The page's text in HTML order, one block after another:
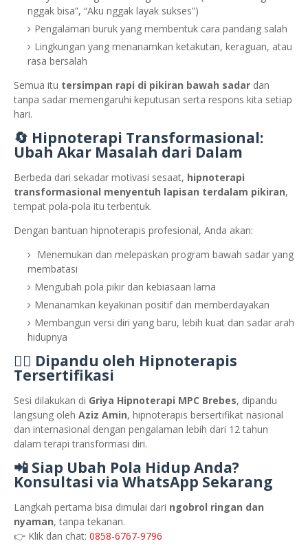
nggak bisa”, “Aku nggak layak sukses”)
Pengalaman buruk yang membentuk cara pandang salah
Lingkungan yang menanamkan ketakutan, keraguan, atau
rasa bersalah
Semua itu tersimpan rapi di pikiran bawah sadar dan
tanpa sadar memengaruhi keputusan serta respons kita setiap
hari.
🔄 Hipnoterapi Transformasional:
Ubah Akar Masalah dari Dalam
Berbeda dari sekadar motivasi sesaat, hipnoterapi
transformasional menyentuh lapisan terdalam pikiran,
tempat pola-pola itu terbentuk.
Dengan bantuan hipnoterapis profesional, Anda akan:
Menemukan dan melepaskan program bawah sadar yang
membatasi
Mengubah pola pikir dan kebiasaan lama
Menanamkan keyakinan positif dan memberdayakan
Membangun versi diri yang baru, lebih kuat dan sadar arah
hidupnya
👨‍⚕️ Dipandu oleh Hipnoterapis
Tersertifikasi
Sesi dilakukan di Griya Hipnoterapi MPC Brebes, dipandu
langsung oleh Aziz Amin, hipnoterapis bersertifikat nasional
dan internasional dengan pengalaman lebih dari 12 tahun
dalam terapi transformasi diri.
📲 Siap Ubah Pola Hidup Anda?
Konsultasi via WhatsApp Sekarang
Langkah pertama bisa dimulai dari ngobrol ringan dan
nyaman, tanpa tekanan.
👉 Klik dan chat: 0858-6767-9796